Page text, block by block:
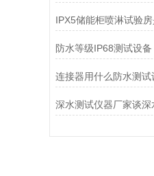
IPX5储能柜喷淋试验